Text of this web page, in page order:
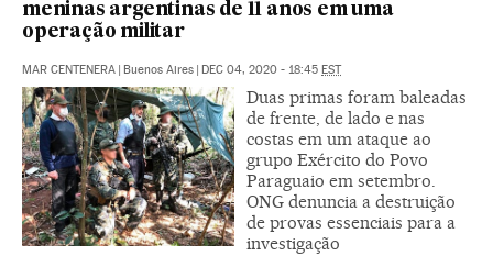
meninas argentinas de 11 anos em uma
operação militar
MAR CENTENERA | Buenos Aires | DEC 04, 2020 - 18:45 EST
Duas primas foram baleadas
de frente, de lado e nas
costas em um ataque ao
grupo Exército do Povo
Paraguaio em setembro.
ONG denuncia a destruição
de provas essenciais para a
investigação